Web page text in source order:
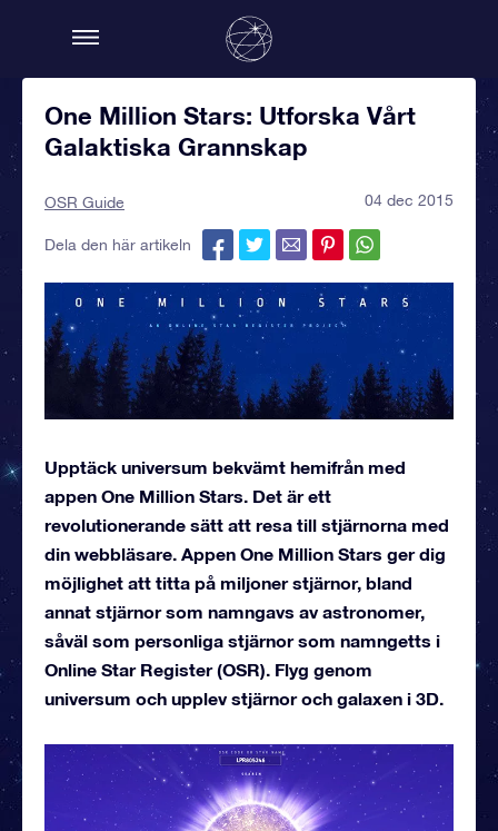
One Million Stars: Utforska Vårt
Galaktiska Grannskap
OSR Guide 04 dec 2015
Dela den här artikeln
Upptäck universum bekvämt hemifrån med
appen One Million Stars. Det är ett
revolutionerande sätt att resa till stjärnorna med
din webbläsare. Appen One Million Stars ger dig
möjlighet att titta på miljoner stjärnor, bland
annat stjärnor som namngavs av astronomer,
såväl som personliga stjärnor som namngetts i
Online Star Register (OSR). Flyg genom
universum och upplev stjärnor och galaxen i 3D.